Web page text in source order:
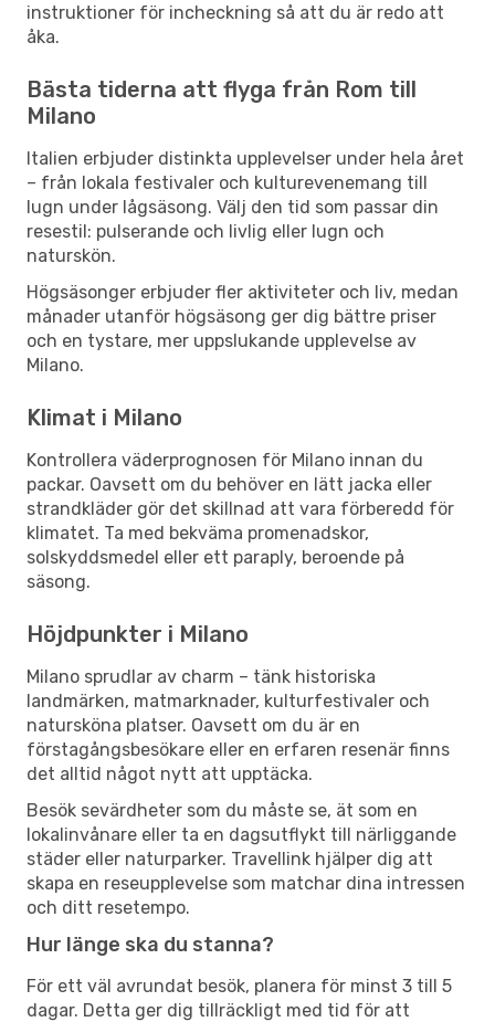
instruktioner för incheckning så att du är redo att
åka.
Bästa tiderna att flyga från Rom till
Milano
Italien erbjuder distinkta upplevelser under hela året
– från lokala festivaler och kulturevenemang till
lugn under lågsäsong. Välj den tid som passar din
resestil: pulserande och livlig eller lugn och
naturskön.
Högsäsonger erbjuder fler aktiviteter och liv, medan
månader utanför högsäsong ger dig bättre priser
och en tystare, mer uppslukande upplevelse av
Milano.
Klimat i Milano
Kontrollera väderprognosen för Milano innan du
packar. Oavsett om du behöver en lätt jacka eller
strandkläder gör det skillnad att vara förberedd för
klimatet. Ta med bekväma promenadskor,
solskyddsmedel eller ett paraply, beroende på
säsong.
Höjdpunkter i Milano
Milano sprudlar av charm – tänk historiska
landmärken, matmarknader, kulturfestivaler och
natursköna platser. Oavsett om du är en
förstagångsbesökare eller en erfaren resenär finns
det alltid något nytt att upptäcka.
Besök sevärdheter som du måste se, ät som en
lokalinvånare eller ta en dagsutflykt till närliggande
städer eller naturparker. Travellink hjälper dig att
skapa en reseupplevelse som matchar dina intressen
och ditt resetempo.
Hur länge ska du stanna?
För ett väl avrundat besök, planera för minst 3 till 5
dagar. Detta ger dig tillräckligt med tid för att